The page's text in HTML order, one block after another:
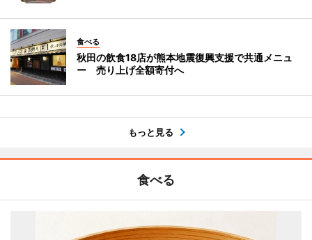
食べる
秋田の飲食18店が熊本地震復興支援で共通メニュ
ー 売り上げ全額寄付へ
もっと見る
食べる